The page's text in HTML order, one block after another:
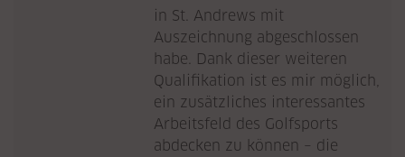
in St. Andrews mit
Auszeichnung abgeschlossen
habe. Dank dieser weiteren
Qualifikation ist es mir möglich,
ein zusätzliches interessantes
Arbeitsfeld des Golfsports
abdecken zu können – die